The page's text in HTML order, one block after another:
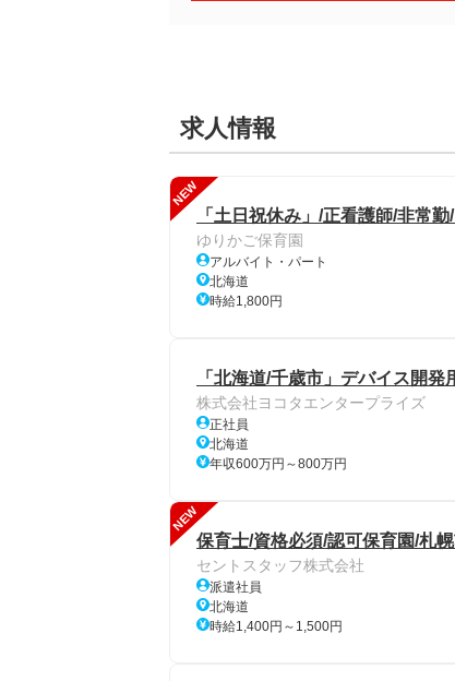
求人情報
NEW
「土日祝休み」/正看護師/非常
ゆりかご保育園
アルバイト・パート
北海道
時給1,800円
「北海道/千歳市」デバイス開発
株式会社ヨコタエンタープライズ
正社員
北海道
年収600万円～800万円
NEW
保育士/資格必須/認可保育園/札
セントスタッフ株式会社
派遣社員
北海道
時給1,400円～1,500円